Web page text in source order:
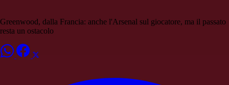
Greenwood, dalla Francia: anche l'Arsenal sul giocatore, ma il passato
resta un ostacolo